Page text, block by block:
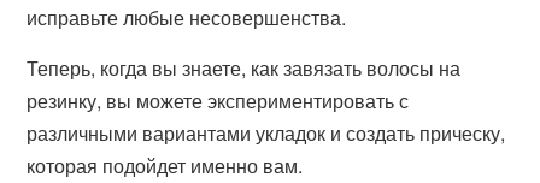
исправьте любые несовершенства.
Теперь, когда вы знаете, как завязать волосы на
резинку, вы можете экспериментировать с
различными вариантами укладок и создать прическу,
которая подойдет именно вам.